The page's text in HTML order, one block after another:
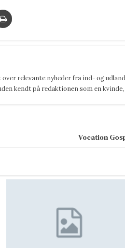
relevante nyheder fra ind- og
kendt på redaktionen som en
Vocation